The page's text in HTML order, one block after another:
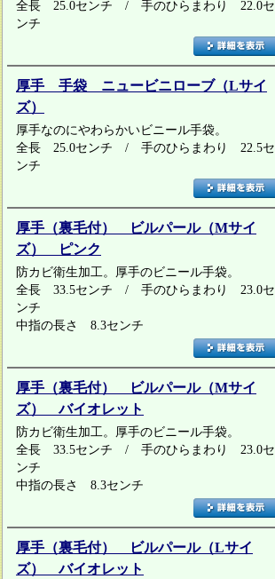
全長 25.0センチ / 手のひらまわり 22.0セ
ンチ
厚手 手袋 ニュービニローブ（Lサイ
ズ）
厚手なのにやわらかいビニール手袋。
全長 25.0センチ / 手のひらまわり 22.5セ
ンチ
厚手（裏毛付） ビルパール（Mサイ
ズ） ピンク
防カビ衛生加工。厚手のビニール手袋。
全長 33.5センチ / 手のひらまわり 23.0セ
ンチ
中指の長さ 8.3センチ
厚手（裏毛付） ビルパール（Mサイ
ズ） バイオレット
防カビ衛生加工。厚手のビニール手袋。
全長 33.5センチ / 手のひらまわり 23.0セ
ンチ
中指の長さ 8.3センチ
厚手（裏毛付） ビルパール（Lサイ
ズ） バイオレット